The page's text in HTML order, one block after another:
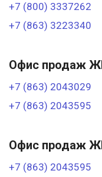
+7 (800) 3337262
+7 (863) 3223340
Офис продаж
+7 (863) 2043029
+7 (863) 2043595
Офис продаж
+7 (863) 2043595